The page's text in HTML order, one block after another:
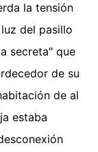
la tensión
del pasillo
secreta" que
de su
de al
estaba